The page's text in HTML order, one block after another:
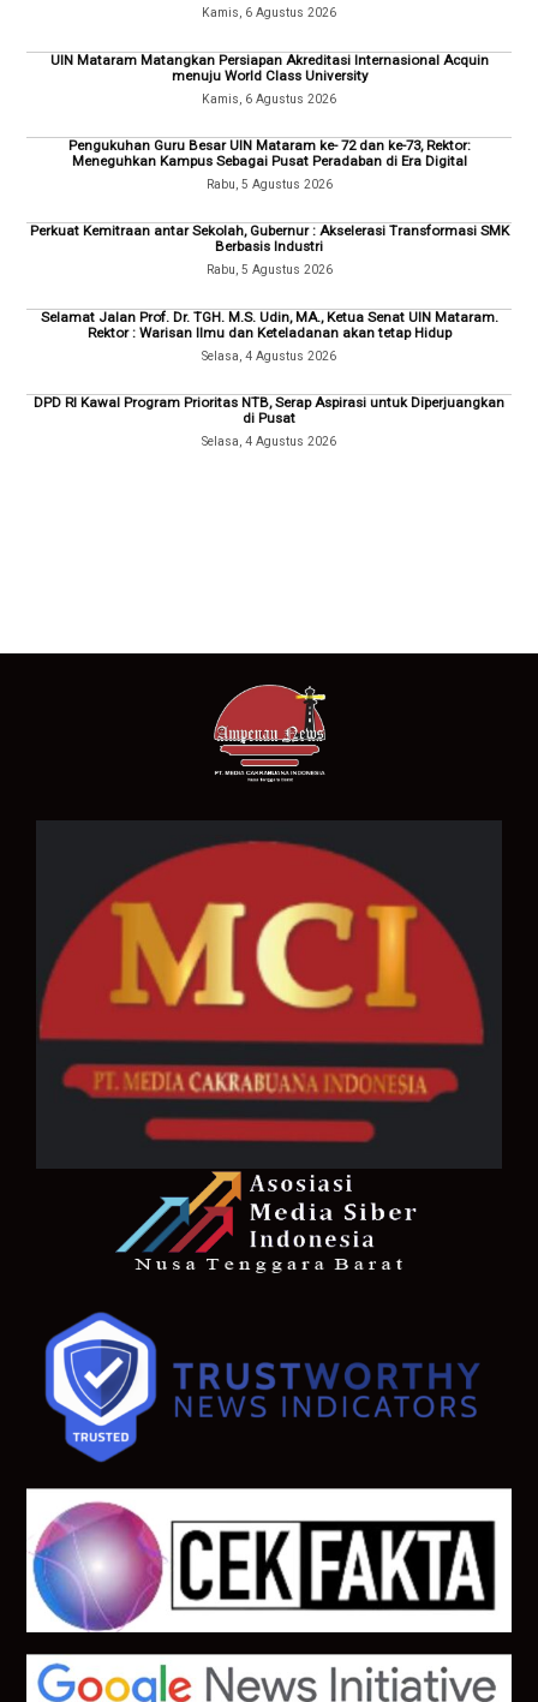
Kamis, 6 Agustus 2026
UIN Mataram Matangkan Persiapan Akreditasi Internasional Acquin
menuju World Class University
Kamis, 6 Agustus 2026
Pengukuhan Guru Besar UIN Mataram ke- 72 dan ke-73, Rektor:
Meneguhkan Kampus Sebagai Pusat Peradaban di Era Digital
Rabu, 5 Agustus 2026
Perkuat Kemitraan antar Sekolah, Gubernur : Akselerasi Transformasi SMK
Berbasis Industri
Rabu, 5 Agustus 2026
Selamat Jalan Prof. Dr. TGH. M.S. Udin, MA., Ketua Senat UIN Mataram.
Rektor : Warisan Ilmu dan Keteladanan akan tetap Hidup
Selasa, 4 Agustus 2026
DPD RI Kawal Program Prioritas NTB, Serap Aspirasi untuk Diperjuangkan
di Pusat
Selasa, 4 Agustus 2026